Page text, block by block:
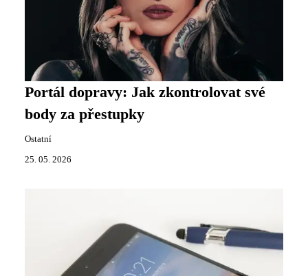
Portál dopravy: Jak zkontrolovat své
body za přestupky
Ostatní
25. 05. 2026